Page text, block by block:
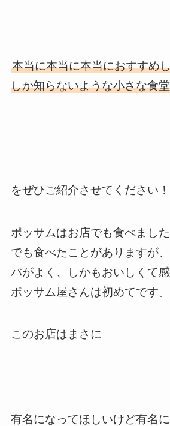
本当に本当に本当におすすめ
しか知らないような小さな食
をぜひご紹介させてください！
ポッサムはお店でも食べまし
でも食べたことがありますが
パがよく、しかもおいしくて
ポッサム屋さんは初めてです。
このお店はまさに
有名になってほしいけど有名